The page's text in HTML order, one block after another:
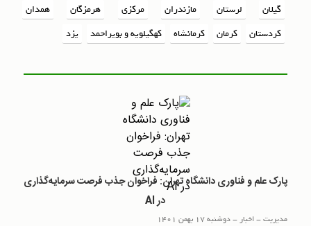
گیلان
لرستان مازندران مرکزی هرمزگان
همدان
کردستان
کرمان کرمانشاه کهگیلویه و بویراحمد یزد
پارک علم و فناوری دانشگاه تهران: فراخوان جذب فرصت سرمایه‌گذاری
در AI
مدیریت-اخبار -دوشنبه 17 بهمن 1401